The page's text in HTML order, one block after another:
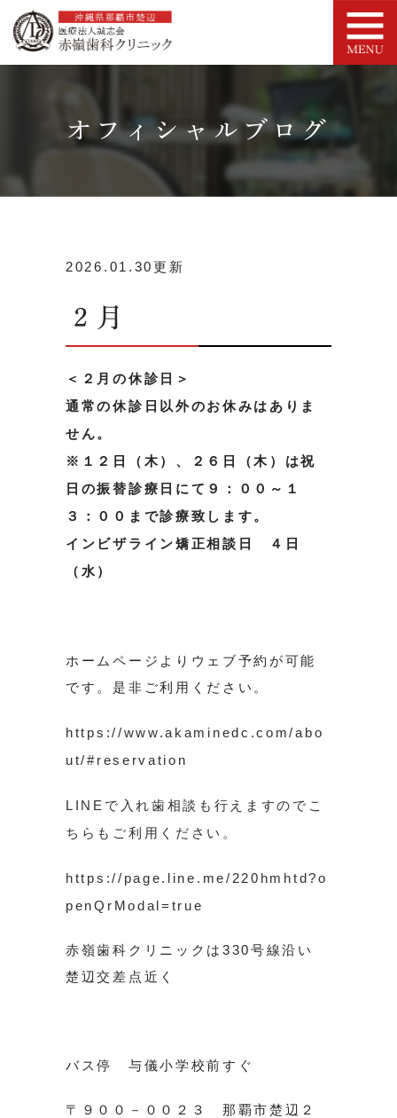
オフィシャルブログ
2026.01.30更新
２月
＜２月の休診日＞
通常の休診日以外のお休みはありま
せん。
※１２日（木）、２６日（木）は祝
日の振替診療日にて９：００～１
３：００まで診療致します。
インビザライン矯正相談日 ４日
（水）
ホームページよりウェブ予約が可能
です。是非ご利用ください。
https://www.akaminedc.com/abo
ut/#reservation
LINEで入れ歯相談も行えますのでこ
ちらもご利用ください。
https://page.line.me/220hmhtd?o
penQrModal=true
赤嶺歯科クリニックは330号線沿い
楚辺交差点近く
バス停 与儀小学校前すぐ
〒９００－００２３ 那覇市楚辺２